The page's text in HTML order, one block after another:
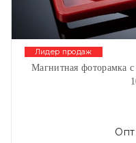
Лидер продаж
Магнитная фоторамка
Опт